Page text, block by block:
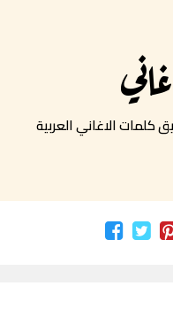
كلمات الاغاني العربية